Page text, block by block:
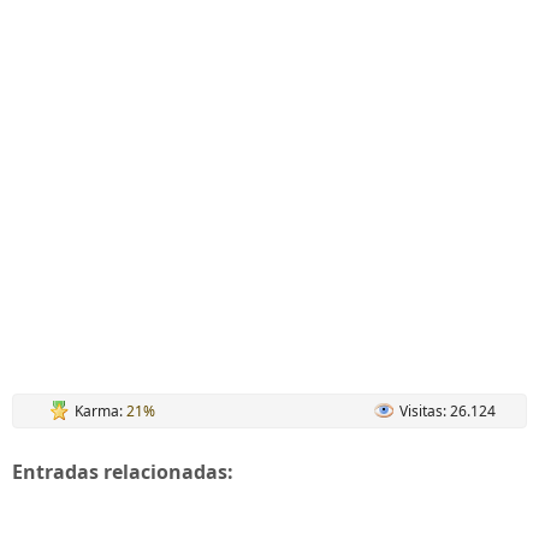
Karma:21% Visitas: 26.124
Entradas relacionadas: